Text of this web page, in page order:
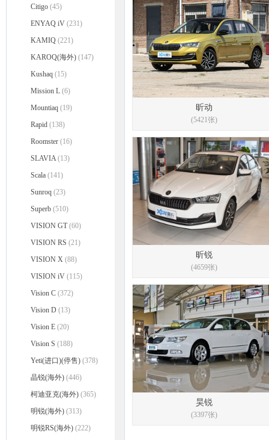
Citigo (45)
ENYAQ iV (231)
KAMIQ (221)
KAROQ(海外) (147)
Kushaq (15)
Mission L (6)
Mountiaq (19)
Rapid (138)
Roomster (16)
SLAVIA(13)
Scala (141)
Sunroq (23)
Superb (510)
VISION GT(60)
VISION RS (21)
VISION X (88)
VISION iV (115)
Vision C (372)
Vision D (13)
Vision E (20)
Vision S (188)
Yeti(进口)(停售) (378)
晶锐(海外) (446)
柯迪亚克(海外) (365)
明锐(海外) (313)
明锐RS(海外) (222)
昕动
(5421张)
昕锐
(4659张)
昊锐
(3397张)